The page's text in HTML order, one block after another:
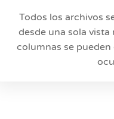
Todos los archivos
desde una sola vista
columnas se